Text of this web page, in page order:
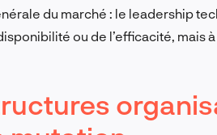
du marché : le leadership
ou de l’efficacité, mais